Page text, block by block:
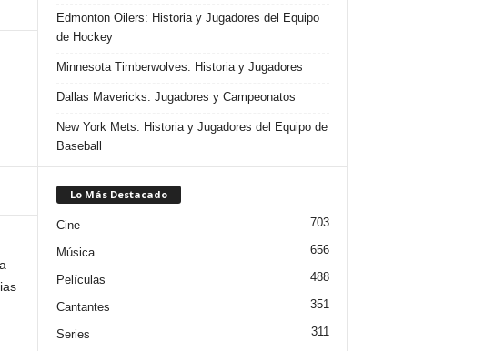
Edmonton Oilers: Historia y Jugadores del Equipo
de Hockey
Minnesota Timberwolves: Historia y Jugadores
Dallas Mavericks: Jugadores y Campeonatos
New York Mets: Historia y Jugadores del Equipo de
Baseball
Lo Más Destacado
Cine 703
Música 656
Películas 488
Cantantes 351
Series 311